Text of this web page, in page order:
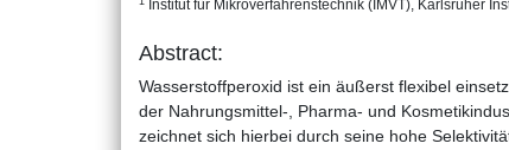
Institut für Mikroverfahrenstechnik (IMVT), Karlsruher
Abstract:
Wasserstoffperoxid ist ein äußerst flexibel
der Nahrungsmittel-, Pharma- und
zeichnet sich hierbei durch seine hohe